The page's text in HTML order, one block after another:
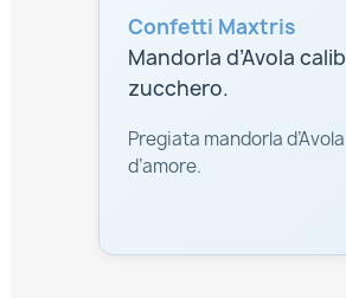
Confetti Maxtris
Mandorla d’Avola
zucchero.
Pregiata mandorla
d’amore.